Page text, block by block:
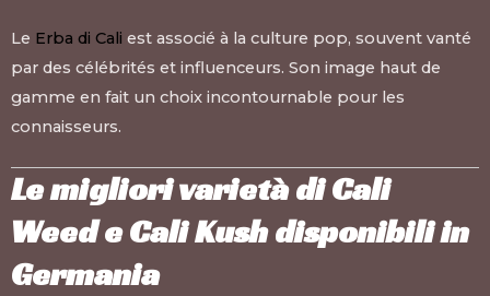
Le Erba di Cali est associé à la culture pop, souvent vanté
par des célébrités et influenceurs. Son image haut de
gamme en fait un choix incontournable pour les
connaisseurs.
Le migliori varietà di Cali
Weed e Cali Kush disponibili in
Germania